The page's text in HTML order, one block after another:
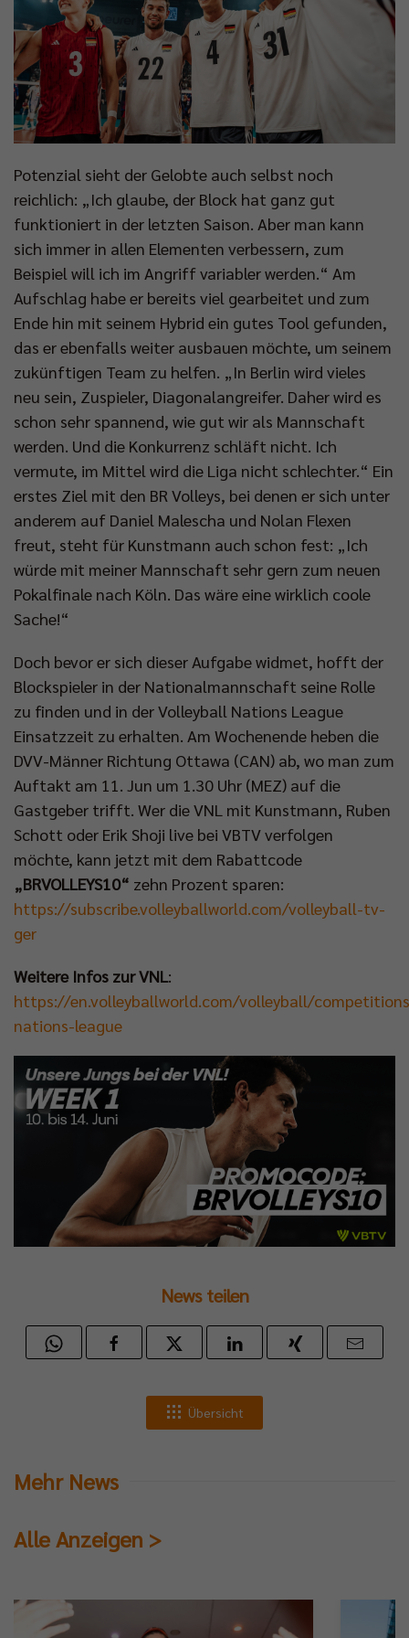
Potenzial sieht der Gelobte auch selbst noch
reichlich: „Ich glaube, der Block hat ganz gut
funktioniert in der letzten Saison. Aber man kann
sich immer in allen Elementen verbessern, zum
Beispiel will ich im Angriff variabler werden.“ Am
Aufschlag habe er bereits viel gearbeitet und zum
Ende hin mit seinem Hybrid ein gutes Tool gefunden,
das er ebenfalls weiter ausbauen möchte, um seinem
zukünftigen Team zu helfen. „In Berlin wird vieles
neu sein, Zuspieler, Diagonalangreifer. Daher wird es
schon sehr spannend, wie gut wir als Mannschaft
werden. Und die Konkurrenz schläft nicht. Ich
vermute, im Mittel wird die Liga nicht schlechter.“ Ein
erstes Ziel mit den BR Volleys, bei denen er sich unter
anderem auf Daniel Malescha und Nolan Flexen
freut, steht für Kunstmann auch schon fest: „Ich
würde mit meiner Mannschaft sehr gern zum neuen
Pokalfinale nach Köln. Das wäre eine wirklich coole
Sache!“
Doch bevor er sich dieser Aufgabe widmet, hofft der
Blockspieler in der Nationalmannschaft seine Rolle
zu finden und in der Volleyball Nations League
Einsatzzeit zu erhalten. Am Wochenende heben die
DVV-Männer Richtung Ottawa (CAN) ab, wo man zum
Auftakt am 11. Jun um 1.30 Uhr (MEZ) auf die
Gastgeber trifft. Wer die VNL mit Kunstmann, Ruben
Schott oder Erik Shoji live bei VBTV verfolgen
möchte, kann jetzt mit dem Rabattcode
„BRVOLLEYS10“ zehn Prozent sparen:
https://subscribe.volleyballworld.com/volleyball-tv-
ger
Weitere Infos zur VNL :
https://en.volleyballworld.com/volleyball/
nations-league
News teilen
Übersicht
Mehr News
Alle Anzeigen >